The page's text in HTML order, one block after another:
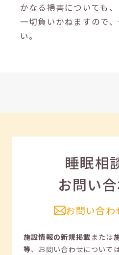
かなる損害についても
一切負いかねますので
い。
睡眠相
お問い
お問い合わ
施設情報の新規掲載または
等、 お問い合わせについて